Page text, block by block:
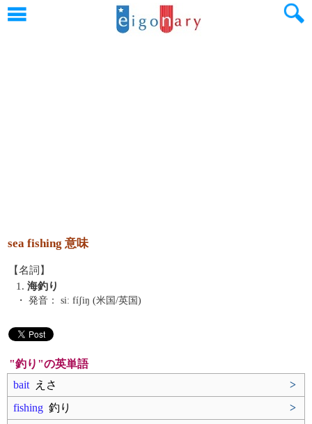
sea fishing 意味
【名詞】
1. 海釣り
・ 発音： siː fíʃiŋ (米国/英国)
"釣り"の英単語
bait えさ
>
fishing 釣り
>